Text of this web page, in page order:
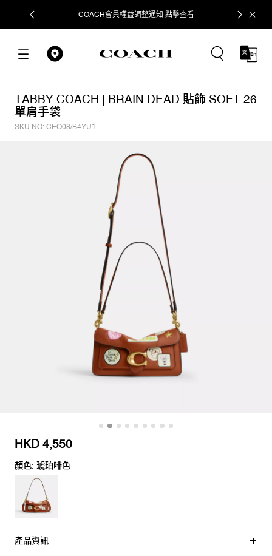
COACH會員權益調整通知 點擊查看 立即追蹤
TABBY COACH | BRAIN DEAD 貼飾 SOFT 26
單肩手袋
SKU NO: CEO08/B4YU1
HKD 4,550
顏色: 琥珀啡色
產品資訊